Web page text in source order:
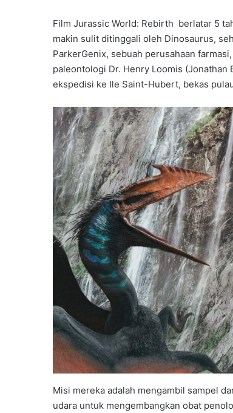
Film Jurassic World: Rebirth berlatar 5
makin sulit ditinggali oleh Dinosaurus,
ParkerGenix, sebuah perusahaan
paleontologi Dr. Henry Loomis
ekspedisi ke Ile Saint-Hubert, bekas
Misi mereka adalah mengambil sampel
udara untuk mengembangkan obat